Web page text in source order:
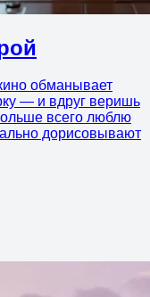
обманывает
— и вдруг веришь
всего люблю
дорисовывают